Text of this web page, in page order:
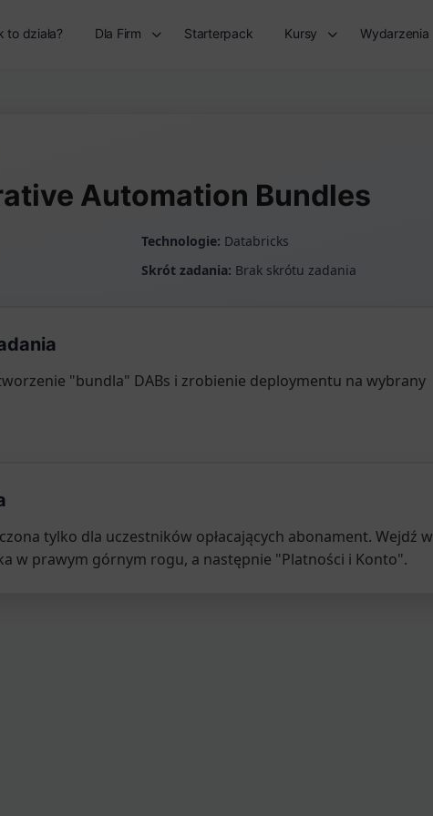
to działa? Dla Firm Starterpack Kursy Wydarzenia
Automation Bundles
Technologie: Databricks
Skrót zadania: Brak skrótu zadania
"bundla" DABs i zrobienie deploymentu na wybrany
tylko dla uczestników opłacających abonament. Wejdź w
w prawym górnym rogu, a następnie "Platności i Konto".